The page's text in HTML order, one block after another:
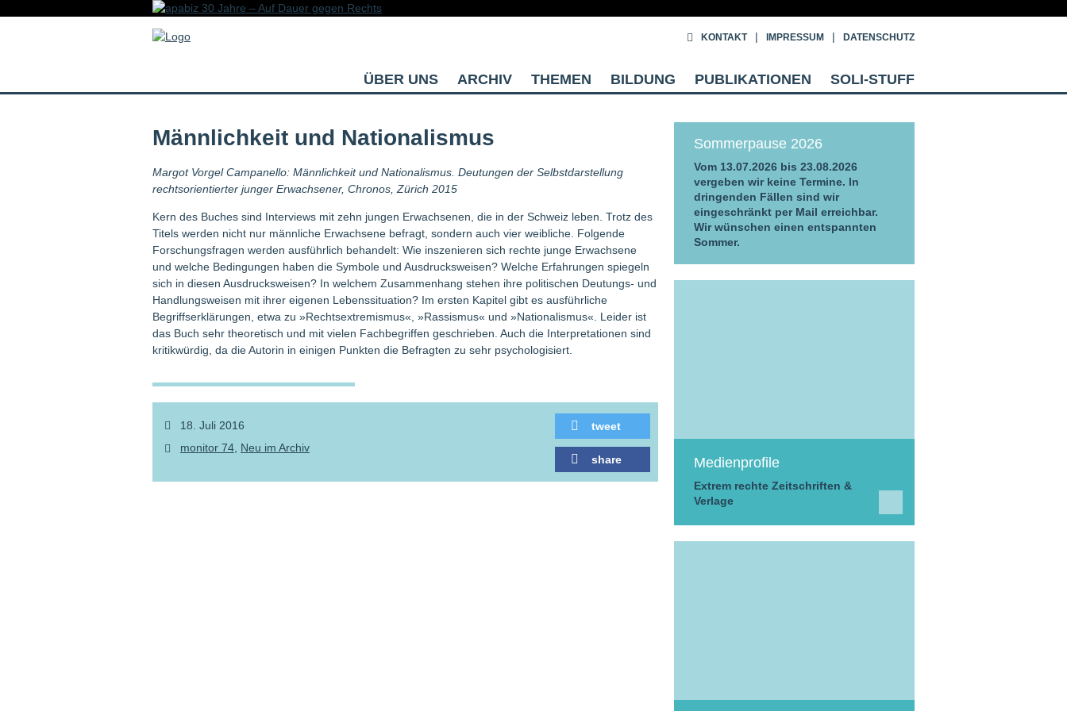
ÜBER UNS ARCHIV THEMEN BILDUNG PUBLIKATIONEN SOLI-STUFF
KONTAKT IMPRESSUM DATENSCHUTZ
Männlichkeit und Nationalismus
Margot Vorgel Campanello: Männlichkeit und Nationalismus. Deutungen der Selbstdarstellung
rechtsorientierter junger Erwachsener, Chronos, Zürich 2015
Kern des Buches sind Interviews mit zehn jungen Erwachsenen, die in der Schweiz leben. Trotz des
Titels werden nicht nur männliche Erwachsene befragt, sondern auch vier weibliche. Folgende
Forschungsfragen werden ausführlich behandelt: Wie inszenieren sich rechte junge Erwachsene
und welche Bedingungen haben die Symbole und Ausdrucksweisen? Welche Erfahrungen spiegeln
sich in diesen Ausdrucksweisen? In welchem Zusammenhang stehen ihre politischen Deutungs- und
Handlungsweisen mit ihrer eigenen Lebenssituation? Im ersten Kapitel gibt es ausführliche
Begriffserklärungen, etwa zu »Rechtsextremismus«, »Rassismus« und »Nationalismus«. Leider ist
das Buch sehr theoretisch und mit vielen Fachbegriffen geschrieben. Auch die Interpretationen sind
kritikwürdig, da die Autorin in einigen Punkten die Befragten zu sehr psychologisiert.
tweet
share
18. Juli 2016
monitor 74 Neu im Archiv
Sommerpause 2026
Vom 13.07.2026 bis 23.08.2026
vergeben wir keine Termine. In
dringenden Fällen sind wir
eingeschränkt per Mail erreichbar.
Wir wünschen einen entspannten
Sommer.
Medienprofile
Extrem rechte Zeitschriften &
Verlage